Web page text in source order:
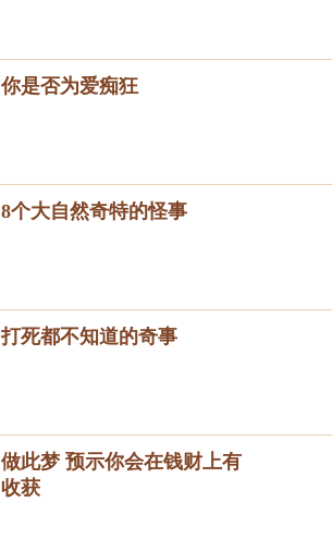
你是否为爱痴狂
8个大自然奇特的怪事
打死都不知道的奇事
做此梦 预示你会在钱财上有
收获